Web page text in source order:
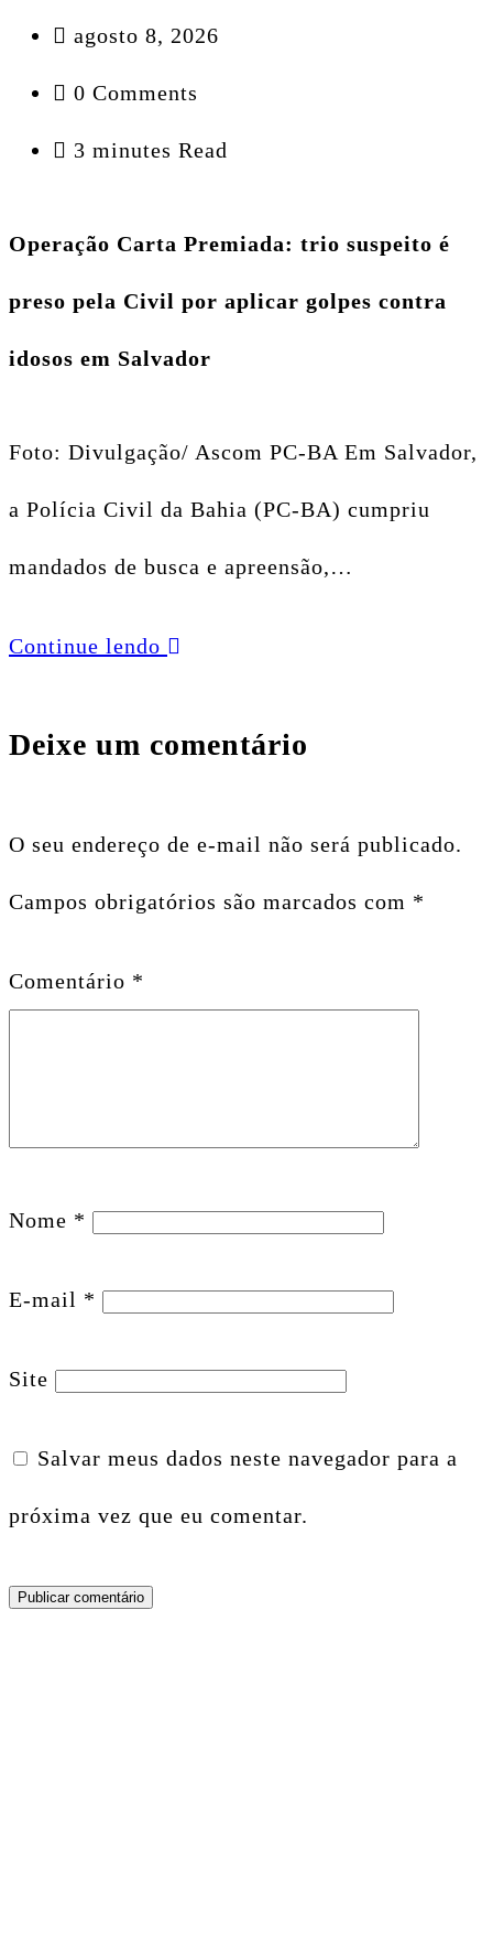
agosto 8, 2026
0 Comments
3 minutes Read
Operação Carta Premiada: trio suspeito é
preso pela Civil por aplicar golpes contra
idosos em Salvador
Foto: Divulgação/ Ascom PC-BA Em Salvador,
a Polícia Civil da Bahia (PC-BA) cumpriu
mandados de busca e apreensão,…
Continue lendo
Deixe um comentário
O seu endereço de e-mail não será publicado.
Campos obrigatórios são marcados com *
Comentário *
Nome *
E-mail *
Site
Salvar meus dados neste navegador para a
próxima vez que eu comentar.